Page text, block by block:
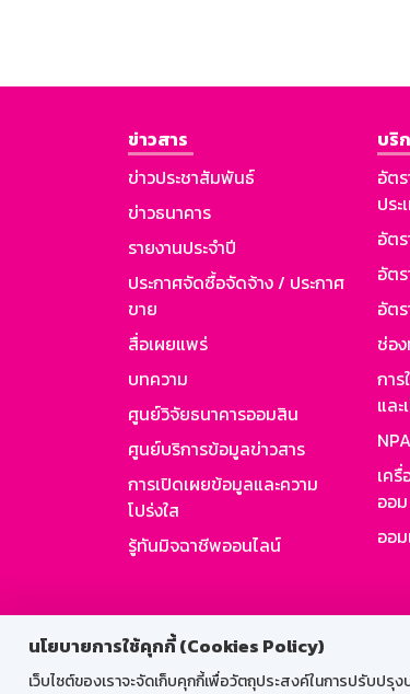
นโยบายการใช้คุกกี้ (Cookies Policy)
เว็บไซต์ของเราจะจัดเก็บคุกกี้เพื่อวัตถุประสงค์ในการปรับปรุ
ข่าวสาร
ข่าวประชาสัมพันธ์
ข่าวธนาคาร
รายงานประจำปี
ประกาศจัดซื้อจัดจ้าง / ประกาศ
ขาย
สื่อเผยแพร่
บทความ
ศูนย์วิจัยธนาคารออมสิน
ศูนย์บริการข้อมูลข่าวสาร
การเปิดเผยข้อมูลและความ
โปร่งใส
รู้ทันมิจฉาชีพออนไลน์
บริ
อัต
ประ
อัต
อัต
อัต
ช่อง
กา
แล
เค
ออม
ออ